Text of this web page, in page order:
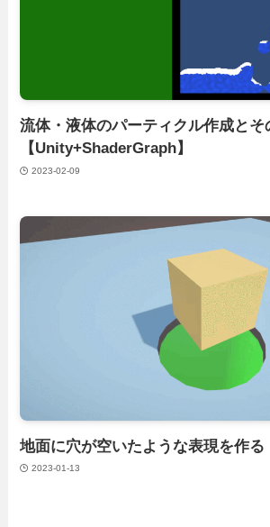
流体・液体のパーティクル作成とそ
【Unity+ShaderGraph】
2023-02-09
地面に穴が空いたような表現を作る
2023-01-13